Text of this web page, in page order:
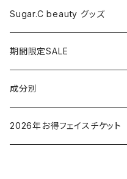
ドライヤー
脱毛器
クレイツ
Sugar.C beauty グッズ
期間限定SALE
成分別
ヒアルロン酸
2026年お得フェイスチケット